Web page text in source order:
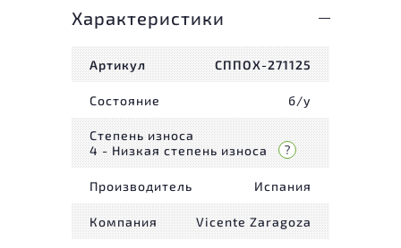
Характеристики
Артикул СППОХ-271125
Состояние б/у
Степень износа
4 - Низкая степень износа
Производитель Испания
Компания Vicente Zaragoza